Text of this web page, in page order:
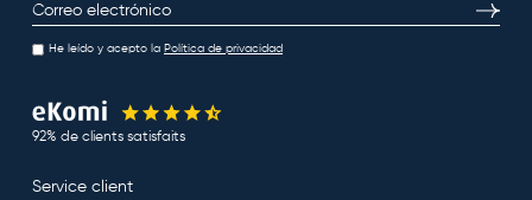
E-mail
He leído y acepto la Política de privacidad
92% de clients satisfaits
Service client